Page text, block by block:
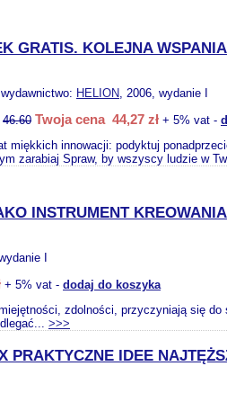
GRATIS. KOLEJNA
HELION, 2006, wydanie I
46.60 Twoja cena 44,27 zł + 5% vat -
miękkich innowacji: podyktuj
zarabiaj Spraw, by wszyscy ludzie w
INSTRUMENT
I
+ 5% vat - dodaj do koszyka
zdolności, przyczyniają się
>>>
PRAKTYCZNE IDEE